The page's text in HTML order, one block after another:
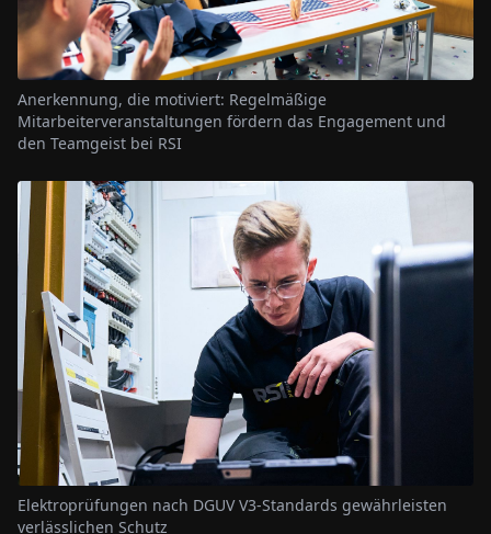
Anerkennung, die motiviert: Regelmäßige
Mitarbeiterveranstaltungen fördern das Engagement und
den Teamgeist bei RSI
Elektroprüfungen nach DGUV V3-Standards gewährleisten
verlässlichen Schutz